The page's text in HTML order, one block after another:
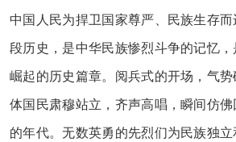
中国人民为捍卫国家尊严、民族生存
段历史，是中华民族惨烈斗争的记忆
崛起的历史篇章。阅兵式的开场，气
体国民肃穆站立，齐声高唱，瞬间仿
的年代。无数英勇的先烈们为民族独